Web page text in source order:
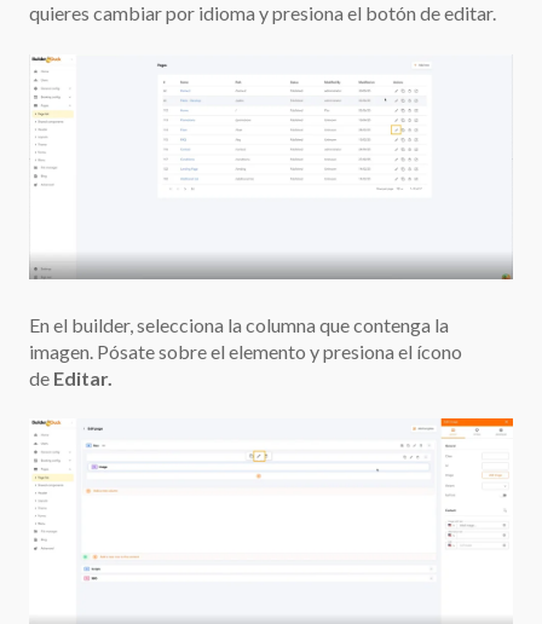
quieres cambiar por idioma y presiona el botón de editar.
En el builder, selecciona la columna que contenga la
imagen. Pósate sobre el elemento y presiona el ícono
de Editar.